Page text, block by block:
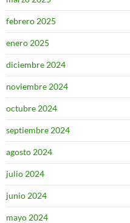
febrero 2025
enero 2025
diciembre 2024
noviembre 2024
octubre 2024
septiembre 2024
agosto 2024
julio 2024
junio 2024
mayo 2024